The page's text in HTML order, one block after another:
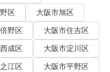
区
大阪市旭区
野区
大阪市住吉区
成区
大阪市淀川区
江区
大阪市平野区